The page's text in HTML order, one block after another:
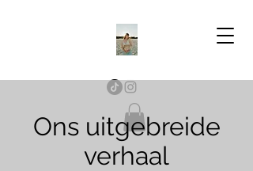
Ons uitgebreide
verhaal